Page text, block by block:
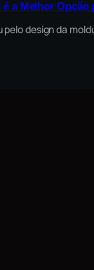
a Melhor Opção
design da